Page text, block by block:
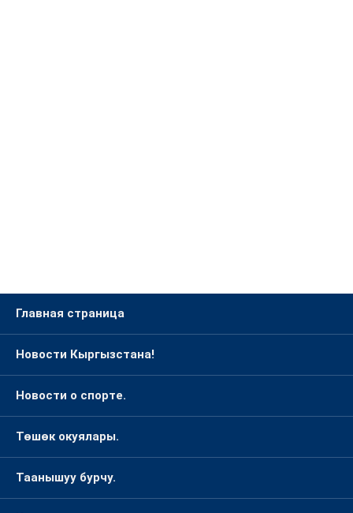
Главная страница
Новости Кыргызстана!
Новости о спорте.
Төшөк окуялары.
Таанышуу бурчу.